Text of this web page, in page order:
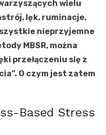
wielu
lęk, ruminacje,
nieprzyjemne
MBSR, można
przełączeniu się z
O czym jest zatem
Based Stress